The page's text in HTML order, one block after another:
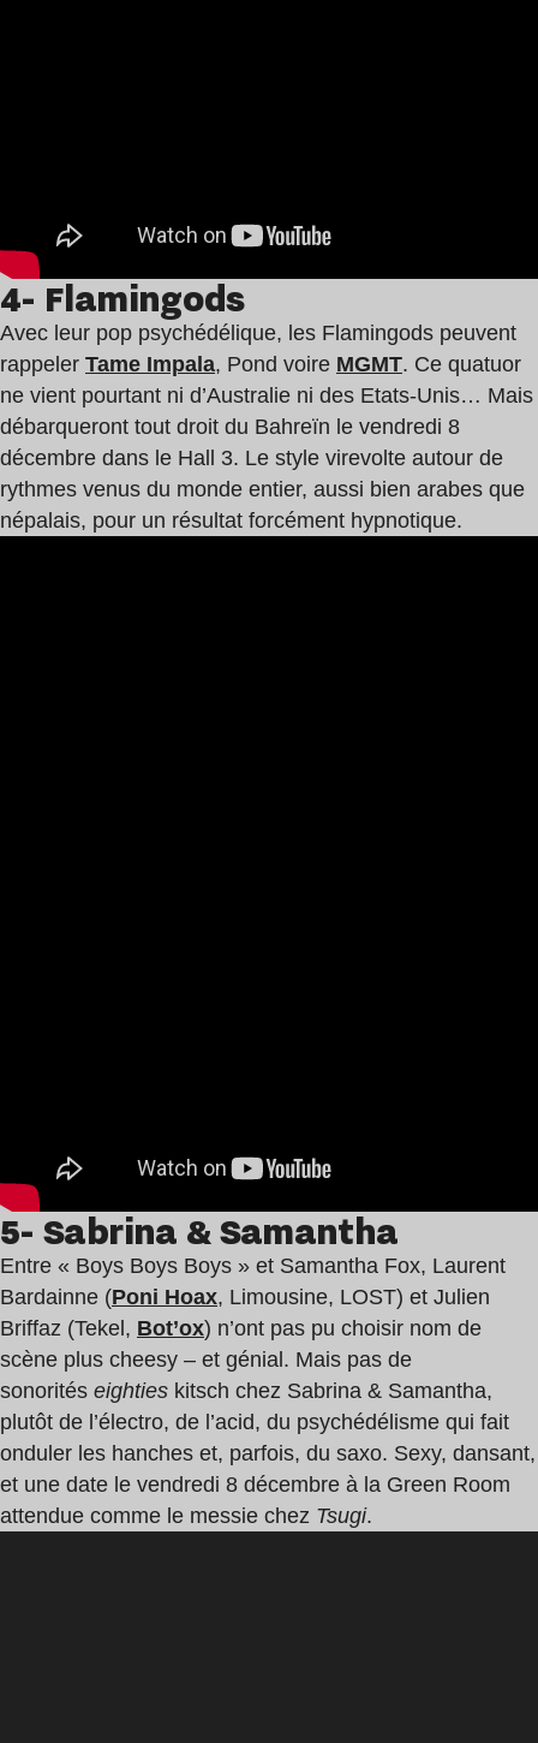
4- Flamingods
Avec leur pop psychédélique, les Flamingods peuvent
rappeler Tame Impala, Pond voire MGMT. Ce quatuor
ne vient pourtant ni d’Australie ni des Etats-Unis… Mais
débarqueront tout droit du Bahreïn le vendredi 8
décembre dans le Hall 3. Le style virevolte autour de
rythmes venus du monde entier, aussi bien arabes que
népalais, pour un résultat forcément hypnotique.
5- Sabrina & Samantha
Entre « Boys Boys Boys » et Samantha Fox, Laurent
Bardainne (Poni Hoax, Limousine, LOST) et Julien
Briffaz (Tekel, Bot’ox) n’ont pas pu choisir nom de
scène plus cheesy – et génial. Mais pas de
sonorités eighties kitsch chez Sabrina & Samantha,
plutôt de l’électro, de l’acid, du psychédélisme qui fait
onduler les hanches et, parfois, du saxo. Sexy, dansant,
et une date le vendredi 8 décembre à la Green Room
attendue comme le messie chez Tsugi.